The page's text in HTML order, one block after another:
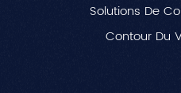
Solutions De
Contour Du